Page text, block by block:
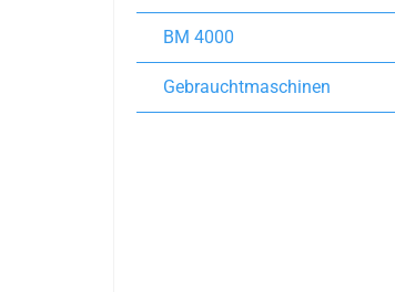
BM 4000
Gebrauchtmaschinen